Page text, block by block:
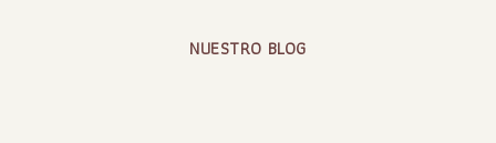
NUESTRO BLOG